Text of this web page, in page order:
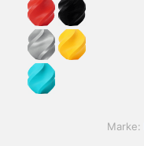
Marke: